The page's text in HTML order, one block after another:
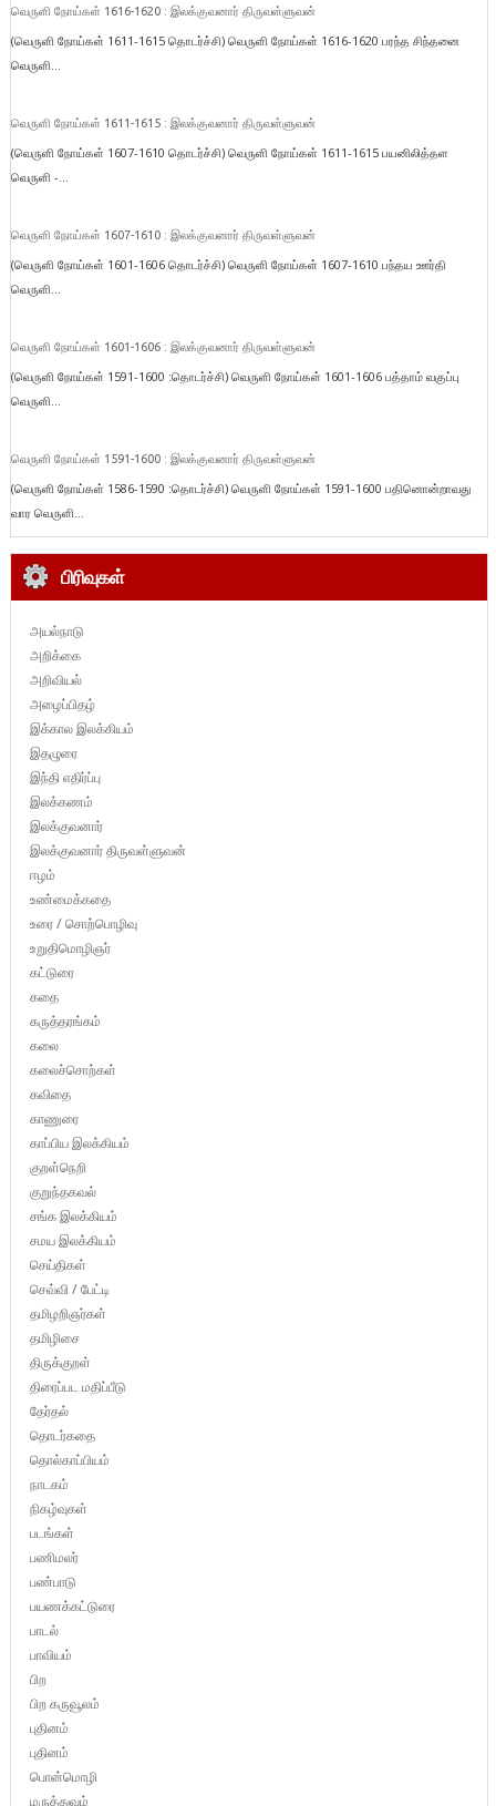
வெருளி நோய்கள் 1616-1620 : இலக்குவனார் திருவள்ளுவன்
(வெருளி நோய்கள் 1611-1615 தொடர்ச்சி) வெருளி நோய்கள் 1616-1620 பரந்த சிந்தனை
வெருளி...
வெருளி நோய்கள் 1611-1615 : இலக்குவனார் திருவள்ளுவன்
(வெருளி நோய்கள் 1607-1610 தொடர்ச்சி) வெருளி நோய்கள் 1611-1615 பயனிலித்தள
வெருளி -...
வெருளி நோய்கள் 1607-1610 : இலக்குவனார் திருவள்ளுவன்
(வெருளி நோய்கள் 1601-1606 தொடர்ச்சி) வெருளி நோய்கள் 1607-1610 பந்தய ஊர்தி
வெருளி...
வெருளி நோய்கள் 1601-1606 : இலக்குவனார் திருவள்ளுவன்
(வெருளி நோய்கள் 1591-1600 :தொடர்ச்சி) வெருளி நோய்கள் 1601-1606 பத்தாம் வகுப்பு
வெருளி...
வெருளி நோய்கள் 1591-1600 : இலக்குவனார் திருவள்ளுவன்
(வெருளி நோய்கள் 1586-1590 :தொடர்ச்சி) வெருளி நோய்கள் 1591-1600 பதினொன்றாவது
வார வெருளி...
பிரிவுகள்
அயல்நாடு
அறிக்கை
அறிவியல்
அழைப்பிதழ்
இக்கால இலக்கியம்
இதழுரை
இந்தி எதிர்ப்பு
இலக்கணம்
இலக்குவனார்
இலக்குவனார் திருவள்ளுவன்
ஈழம்
உண்மைக்கதை
உரை / சொற்பொழிவு
உறுதிமொழிஞர்
கட்டுரை
கதை
கருத்தரங்கம்
கலை
கலைச்சொற்கள்
கவிதை
காணுரை
காப்பிய இலக்கியம்
குறள்நெறி
குறுந்தகவல்
சங்க இலக்கியம்
சமய இலக்கியம்
செய்திகள்
செவ்வி / பேட்டி
தமிழறிஞர்கள்
தமிழிசை
திருக்குறள்
திரைப்பட மதிப்பீடு
தேர்தல்
தொடர்கதை
தொல்காப்பியம்
நாடகம்
நிகழ்வுகள்
படங்கள்
பணிமலர்
பண்பாடு
பயணக்கட்டுரை
பாடல்
பாவியம்
பிற
பிற கருவூலம்
புதினம்
புதினம்
பொன்மொழி
மருத்துவம்